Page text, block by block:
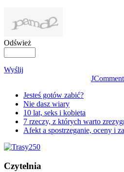
Odśwież
Wyślij
Jesteś gotów zabić?
Nie dasz wiary
10 lat, seks i kobieta
7 rzeczy, z których warto
Afekt a spostrzeganie, oceny i
Czytelnia